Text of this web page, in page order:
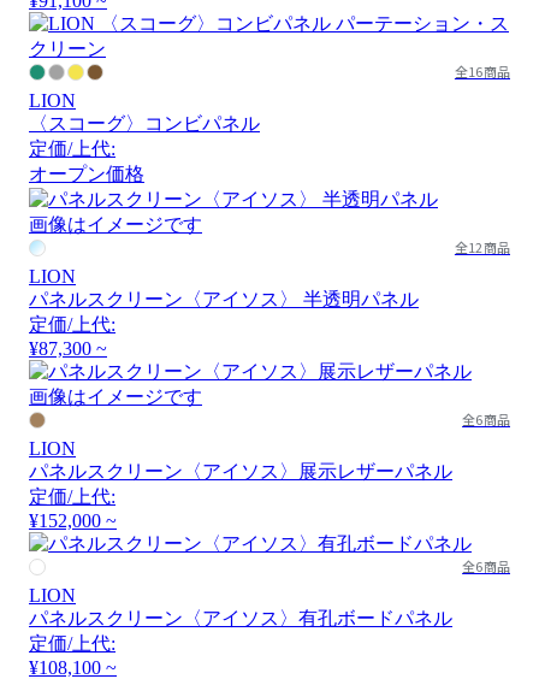
全16商品
LION
〈スコーグ〉コンビパネル
定価/上代:
オープン価格
画像はイメージです
全12商品
LION
パネルスクリーン〈アイソス〉 半透明パネル
定価/上代:
¥87,300 ~
画像はイメージです
全6商品
LION
パネルスクリーン〈アイソス〉展示レザーパネル
定価/上代:
¥152,000 ~
全6商品
LION
パネルスクリーン〈アイソス〉有孔ボードパネル
定価/上代:
¥108,100 ~